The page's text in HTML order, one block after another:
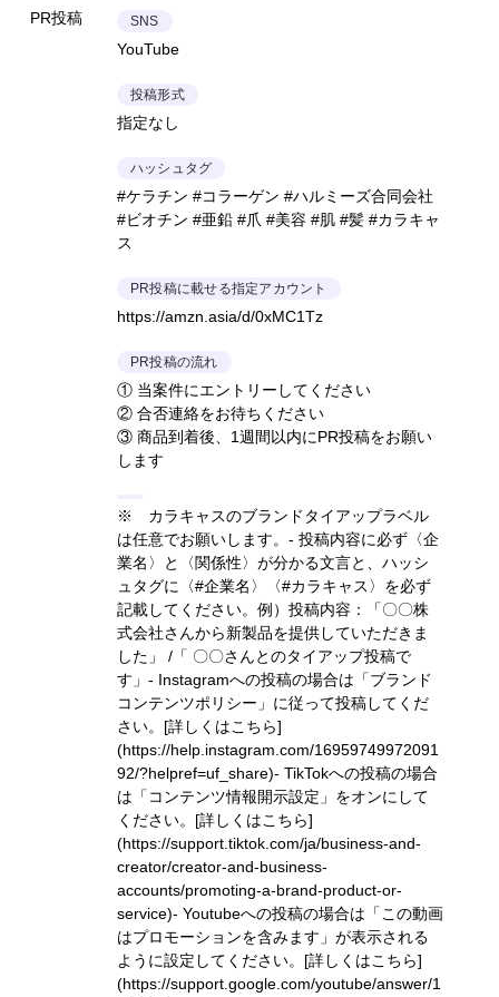
PR投稿 SNS
YouTube
投稿形式
指定なし
ハッシュタグ
#ケラチン #コラーゲン #ハルミーズ合同会社
#ビオチン #亜鉛 #爪 #美容 #肌 #髪 #カラキャ
ス
PR投稿に載せる指定アカウント
https://amzn.asia/d/0xMC1Tz
PR投稿の流れ
① 当案件にエントリーしてください
② 合否連絡をお待ちください
③ 商品到着後、1週間以内にPR投稿をお願い
します
※ カラキャスのブランドタイアップラベル
は任意でお願いします。- 投稿内容に必ず〈企
業名〉と〈関係性〉が分かる文言と、ハッシ
ュタグに〈#企業名〉〈#カラキャス〉を必ず
記載してください。 例）投稿内容：「〇〇株
式会社さんから新製品を提供していただきま
した」 /「 〇〇さんとのタイアップ投稿で
す」 - Instagramへの投稿の場合は「ブランド
コンテンツポリシー」に従って投稿してくだ
さい。 [詳しくはこちら]
(https://help.instagram.com/16959749972091
92/?helpref=uf_share)- TikTokへの投稿の場合
は「コンテンツ情報開示設定」をオンにして
ください。 [詳しくはこちら]
(https://support.tiktok.com/ja/business-and-
creator/creator-and-business-
accounts/promoting-a-brand-product-or-
service)- Youtubeへの投稿の場合は「この動画
はプロモーションを含みます」が表示される
ように設定してください。 [詳しくはこちら]
(https://support.google.com/youtube/answer/1